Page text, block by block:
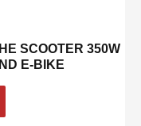
SCOOTER 350W
E-BIKE